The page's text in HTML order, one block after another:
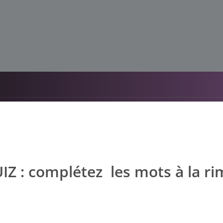
: complétez ​ les mots à la